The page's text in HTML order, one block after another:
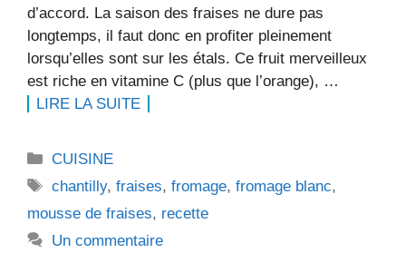
d’accord. La saison des fraises ne dure pas
longtemps, il faut donc en profiter pleinement
lorsqu’elles sont sur les étals. Ce fruit merveilleux
est riche en vitamine C (plus que l’orange), …
LIRE LA SUITE
Catégories
CUISINE
Étiquettes
chantilly,fraises,fromage,fromage blanc,
mousse de fraises, recette
Un commentaire